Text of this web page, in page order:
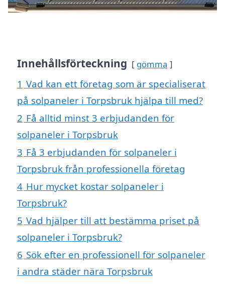
Innehållsförteckning gömma
1 Vad kan ett företag som är specialiserat
på solpaneler i Torpsbruk hjälpa till med?
2 Få alltid minst 3 erbjudanden för
solpaneler i Torpsbruk
3 Få 3 erbjudanden för solpaneler i
Torpsbruk från professionella företag
4 Hur mycket kostar solpaneler i
Torpsbruk?
5 Vad hjälper till att bestämma priset på
solpaneler i Torpsbruk?
6 Sök efter en professionell för solpaneler
i andra städer nära Torpsbruk